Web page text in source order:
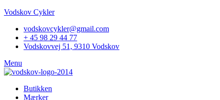
Vodskov Cykler
vodskovcykler@gmail.com
+ 45 98 29 44 77
Vodskovvej 51, 9310 Vodskov
Menu
Butikken
Mærker